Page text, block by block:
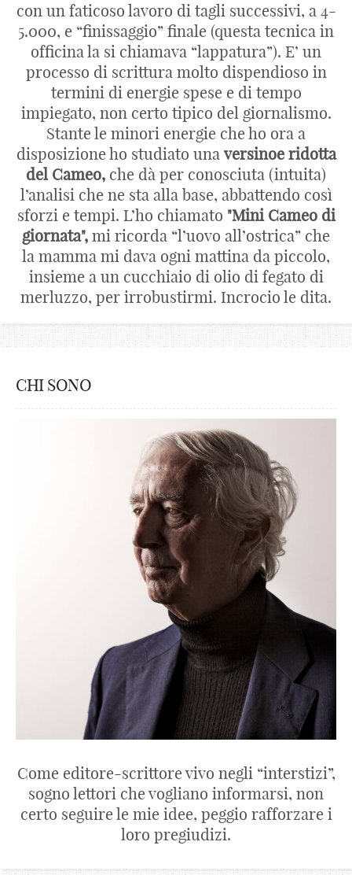
con un faticoso lavoro di tagli successivi, a 4-
5.000, e “finissaggio” finale (questa tecnica in
officina la si chiamava “lappatura”). E’ un
processo di scrittura molto dispendioso in
termini di energie spese e di tempo
impiegato, non certo tipico del giornalismo.
Stante le minori energie che ho ora a
disposizione ho studiato una versinoe ridotta
del Cameo, che dà per conosciuta (intuita)
l’analisi che ne sta alla base, abbattendo così
sforzi e tempi. L’ho chiamato "Mini Cameo di
giornata", mi ricorda “l’uovo all’ostrica” che
la mamma mi dava ogni mattina da piccolo,
insieme a un cucchiaio di olio di fegato di
merluzzo, per irrobustirmi. Incrocio le dita.
CHI SONO
Come editore-scrittore vivo negli “interstizi”,
sogno lettori che vogliano informarsi, non
certo seguire le mie idee, peggio rafforzare i
loro pregiudizi.